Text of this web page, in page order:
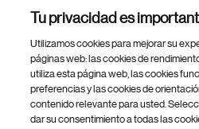
Footer Site Search
Tu privacidad es
Utilizamos cookies para mejorar su
páginas web: las cookies de
utiliza esta página web, las cookies
preferencias y las cookies de
contenido relevante para usted.
dar su consentimiento a todas las